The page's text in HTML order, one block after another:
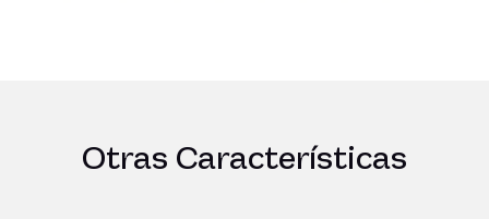
Otras Características